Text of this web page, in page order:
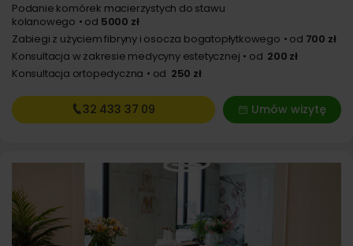
Podanie komórek macierzystych do stawu
kolanowego
od 5000 zł
Zabiegi z użyciem fibryny i osocza bogatopłytkowego
od 700 zł
Konsultacja w zakresie medycyny estetycznej
od 200 zł
Konsultacja ortopedyczna
od 250 zł
Umów wizytę
32 433 37 09